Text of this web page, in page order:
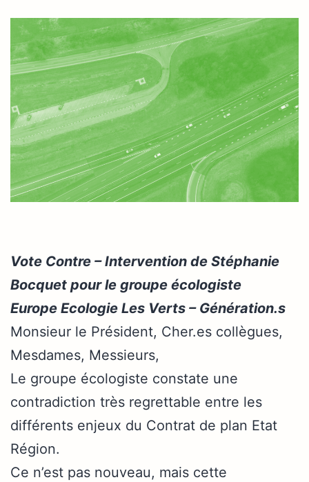
Vote Contre – Intervention de Stéphanie
Bocquet pour le groupe écologiste
Europe Ecologie Les Verts – Génération.s
Monsieur le Président, Cher.es collègues,
Mesdames, Messieurs,
Le groupe écologiste constate une
contradiction très regrettable entre les
différents enjeux du Contrat de plan Etat
Région.
Ce n’est pas nouveau, mais cette